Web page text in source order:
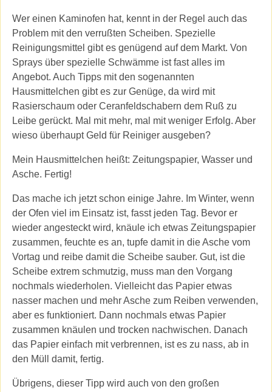
Wer einen Kaminofen hat, kennt in der Regel auch das
Problem mit den verrußten Scheiben. Spezielle
Reinigungsmittel gibt es genügend auf dem Markt. Von
Sprays über spezielle Schwämme ist fast alles im
Angebot. Auch Tipps mit den sogenannten
Hausmittelchen gibt es zur Genüge, da wird mit
Rasierschaum oder Ceranfeldschabern dem Ruß zu
Leibe gerückt. Mal mit mehr, mal mit weniger Erfolg. Aber
wieso überhaupt Geld für Reiniger ausgeben?
Mein Hausmittelchen heißt: Zeitungspapier, Wasser und
Asche. Fertig!
Das mache ich jetzt schon einige Jahre. Im Winter, wenn
der Ofen viel im Einsatz ist, fasst jeden Tag. Bevor er
wieder angesteckt wird, knäule ich etwas Zeitungspapier
zusammen, feuchte es an, tupfe damit in die Asche vom
Vortag und reibe damit die Scheibe sauber. Gut, ist die
Scheibe extrem schmutzig, muss man den Vorgang
nochmals wiederholen. Vielleicht das Papier etwas
nasser machen und mehr Asche zum Reiben verwenden,
aber es funktioniert. Dann nochmals etwas Papier
zusammen knäulen und trocken nachwischen. Danach
das Papier einfach mit verbrennen, ist es zu nass, ab in
den Müll damit, fertig.
Übrigens, dieser Tipp wird auch von den großen